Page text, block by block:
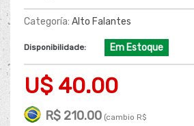
Categoría: Alto Falantes
Disponibilidade: Em Estoque
U$ 40.00
R$ 210.00 (cambio R$